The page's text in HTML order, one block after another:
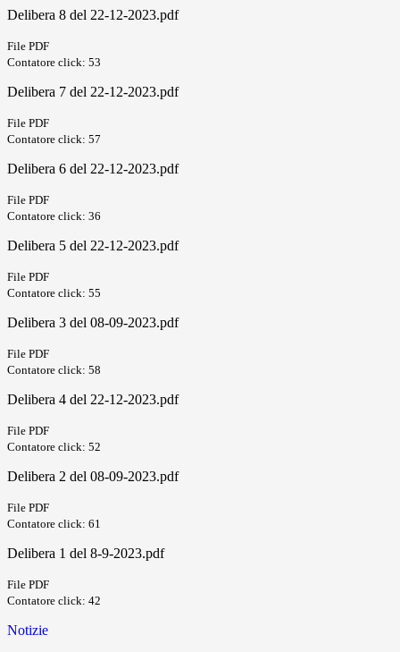
Delibera 8 del 22-12-2023.pdf
File PDF
Contatore click: 53
Delibera 7 del 22-12-2023.pdf
File PDF
Contatore click: 57
Delibera 6 del 22-12-2023.pdf
File PDF
Contatore click: 36
Delibera 5 del 22-12-2023.pdf
File PDF
Contatore click: 55
Delibera 3 del 08-09-2023.pdf
File PDF
Contatore click: 58
Delibera 4 del 22-12-2023.pdf
File PDF
Contatore click: 52
Delibera 2 del 08-09-2023.pdf
File PDF
Contatore click: 61
Delibera 1 del 8-9-2023.pdf
File PDF
Contatore click: 42
Notizie